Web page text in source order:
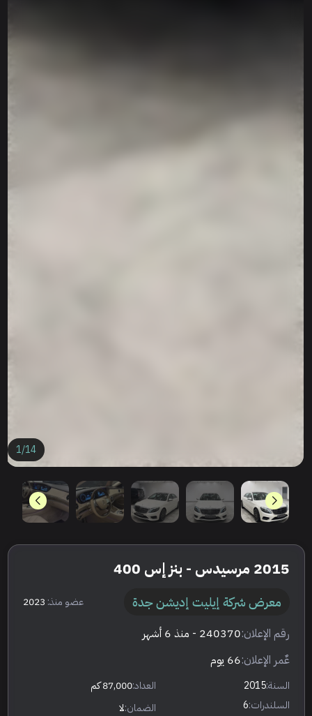
1/14
2015 مرسيدس - بنز إس 400
معرض شركة إيليت إديشن جدة عضو منذ: 2023
رقم الإعلان:240370 - منذ 6 أشهر
عٌمر الإعلان:66 يوم
السنة:2015 العداد:87,000 كم
السلندرات:6 الضمان:لا